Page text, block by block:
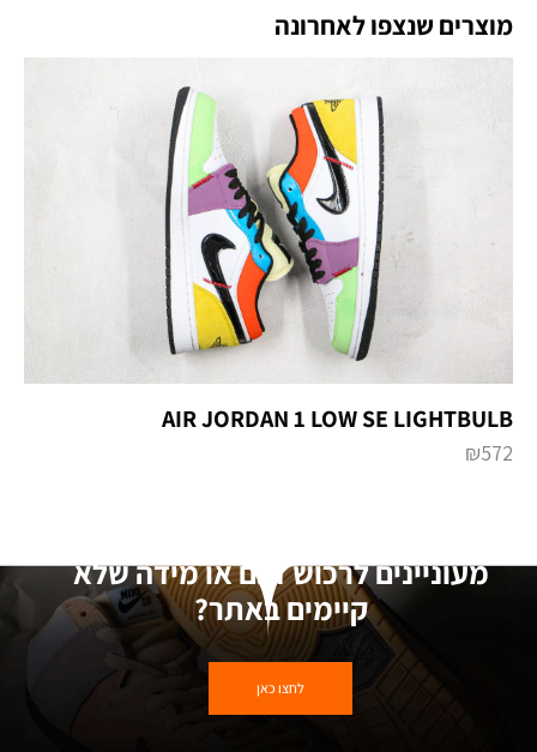
מוצרים שנצפו לאחרונה
AIR JORDAN 1 LOW SE LIGHTBULB
₪572
מעוניינים לרכוש דגם או מידה שלא
קיימים באתר?
לחצו כאן